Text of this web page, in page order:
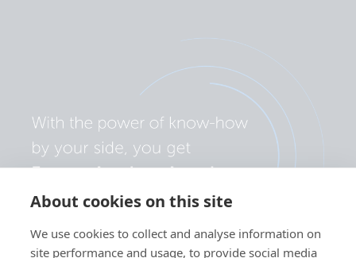
About cookies on this site
We use cookies to collect and analyse information on
site performance and usage, to provide social media